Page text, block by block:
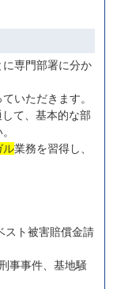
専門部署に分か
いただきます。
て、基本的な部
ル業務を習得し、
スト被害賠償金請
事事件、基地騒